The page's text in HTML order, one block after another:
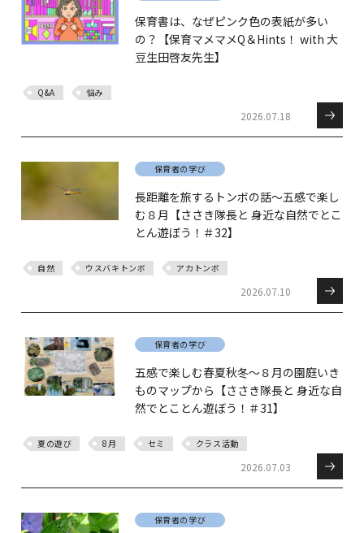
保育書は、なぜピンク色の表紙が多い
の？【保育マメマメQ＆Hints！ with 大
豆生田啓友先生】
Q&A 悩み
2026.07.18
保育者の学び
長距離を旅するトンボの話～五感で楽し
む８月【ささき隊長と 身近な自然でとこ
とん遊ぼう！＃32】
自然 ウスバキトンボ アカトンボ
2026.07.10
保育者の学び
五感で楽しむ春夏秋冬～８月の園庭いき
ものマップから【ささき隊長と 身近な自
然でとことん遊ぼう！＃31】
夏の遊び 8月 セミ クラス活動
2026.07.03
保育者の学び